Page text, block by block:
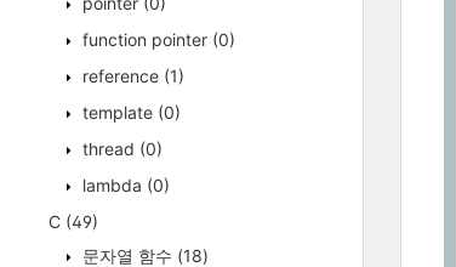
function pointer (0)
reference (1)
template (0)
thread (0)
lambda (0)
C (49)
문자열 함수 (18)